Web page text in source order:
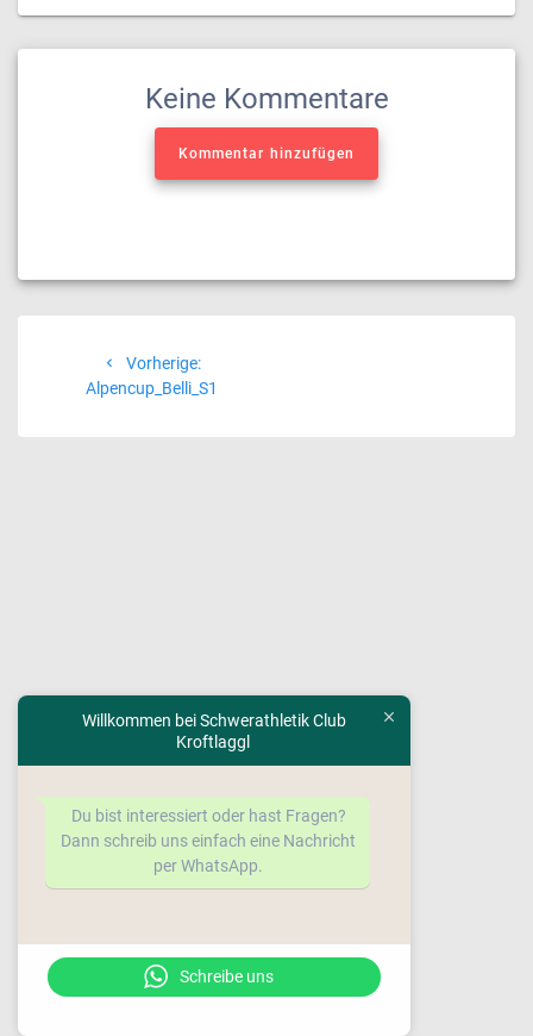
Keine Kommentare
Kommentar hinzufügen
Vorherige:Vorheriger
Beitrag:
Alpencup_Belli_S1
Willkommen bei Schwerathletik Club
Kroftlaggl
Du bist interessiert oder hast Fragen?
Dann schreib uns einfach eine Nachricht
per WhatsApp.
Schreibe uns